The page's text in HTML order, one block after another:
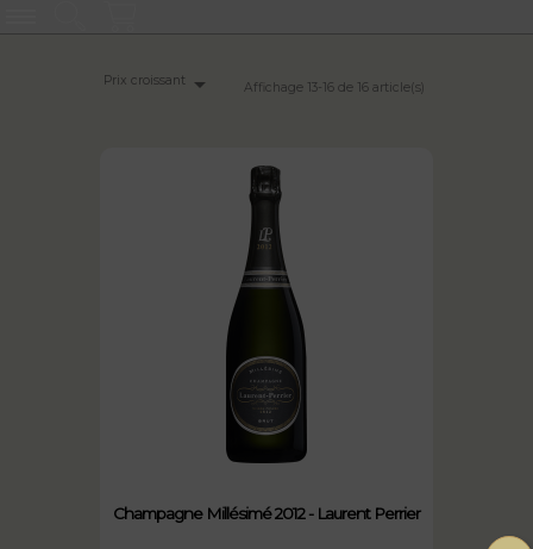
Prix croissant  Affichage 13-16 de 16 article(s)
Champagne Millésimé 2012 - Laurent Perrier